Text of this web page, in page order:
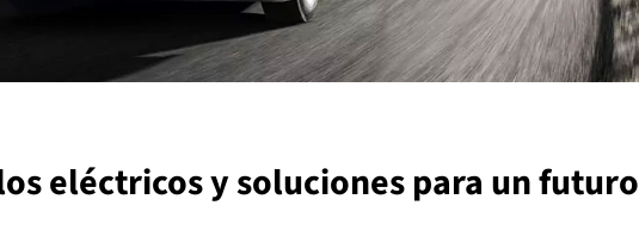
eléctricos y soluciones para un futuro